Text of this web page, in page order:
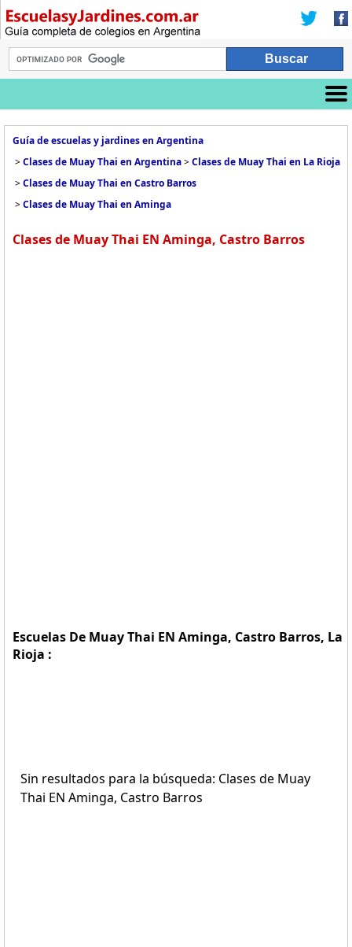
Guía de escuelas y jardines en Argentina
>Clases de Muay Thai en Argentina>Clases de Muay Thai en La Rioja
>Clases de Muay Thai en Castro Barros
>Clases de Muay Thai en Aminga
Clases de Muay Thai EN Aminga, Castro Barros
Escuelas De Muay Thai EN Aminga, Castro Barros, La
Rioja :
Sin resultados para la búsqueda: Clases de Muay
Thai EN Aminga, Castro Barros